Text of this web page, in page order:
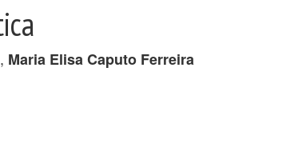
Maria Elisa Caputo Ferreira